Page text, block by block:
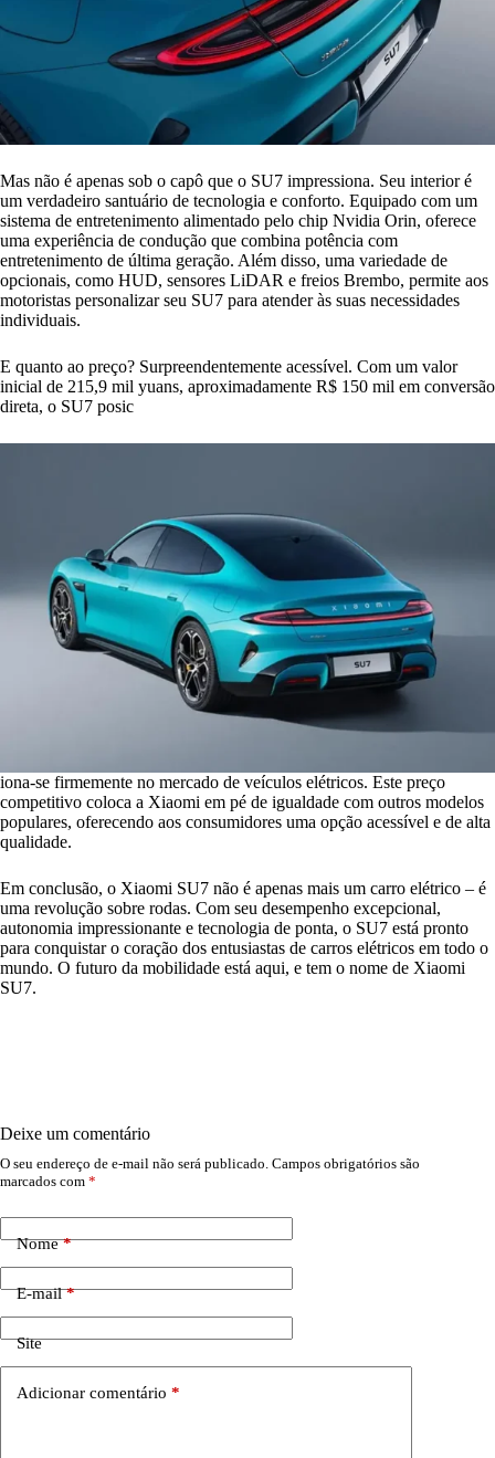
Mas não é apenas sob o capô que o SU7 impressiona. Seu interior é
um verdadeiro santuário de tecnologia e conforto. Equipado com um
sistema de entretenimento alimentado pelo chip Nvidia Orin, oferece
uma experiência de condução que combina potência com
entretenimento de última geração. Além disso, uma variedade de
opcionais, como HUD, sensores LiDAR e freios Brembo, permite aos
motoristas personalizar seu SU7 para atender às suas necessidades
individuais.
E quanto ao preço? Surpreendentemente acessível. Com um valor
inicial de 215,9 mil yuans, aproximadamente R$ 150 mil em conversão
direta, o SU7 posic
iona-se firmemente no mercado de veículos elétricos. Este preço
competitivo coloca a Xiaomi em pé de igualdade com outros modelos
populares, oferecendo aos consumidores uma opção acessível e de alta
qualidade.
Em conclusão, o Xiaomi SU7 não é apenas mais um carro elétrico – é
uma revolução sobre rodas. Com seu desempenho excepcional,
autonomia impressionante e tecnologia de ponta, o SU7 está pronto
para conquistar o coração dos entusiastas de carros elétricos em todo o
mundo. O futuro da mobilidade está aqui, e tem o nome de Xiaomi
SU7.
Deixe um comentário
O seu endereço de e-mail não será publicado. Campos obrigatórios são
marcados com *
Nome*
E-mail*
Site
Adicionar comentário *